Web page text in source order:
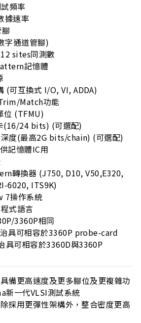
頻率
據速率
字通道管腳)
sites同測數
記憶體
(可互換式 I/O, VI, ADDA)
Match功能
位 (TFMU)
(16/24 bits) (可選配)
深度(最高2G bits/chain) (可選配)
記憶體IC用
轉換器 (J750, D10, V50,E320,
6020, ITS9K)
7操作系統
式語言
3360P相同
具可相容於3360P probe-card
可相容於3360D與3360P
備更高速度及更多腳位及更複雜功
新一代VLSI測試系統
採用更彈性架構外，整合密度更高